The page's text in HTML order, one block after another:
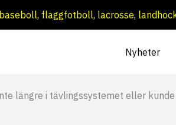
baseboll, flaggfotboll, lacrosse,
Nyheter
längre i tävlingssystemet eller